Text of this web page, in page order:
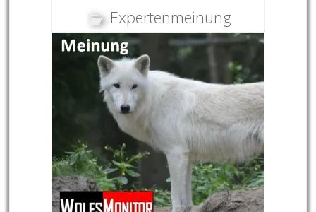
Expertenmeinung